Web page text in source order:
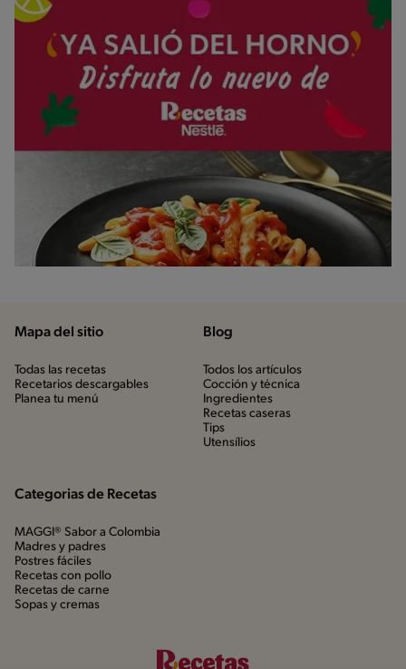
Mapa del sitio
Todas las recetas
Recetarios descargables
Planea tu menú
Blog
Todos los artículos
Cocción y técnica
Ingredientes
Recetas caseras
Tips
Utensílios
Categorias de Recetas
MAGGI® Sabor a Colombia
Madres y padres
Postres fáciles
Recetas con pollo
Recetas de carne
Sopas y cremas